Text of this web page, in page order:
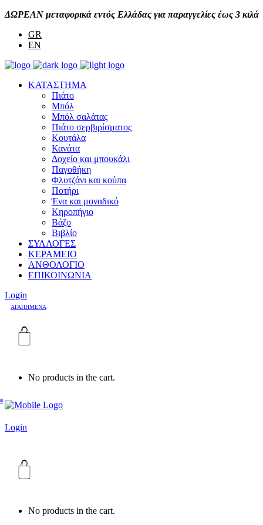
ΔΩΡΕΑΝ μεταφορικά εντός Ελλάδας για παραγγελίες έως 3 κιλά
GR
EN
ΚΑΤΑΣΤΗΜΑ
Πιάτο
Μπόλ
Μπόλ σαλάτας
Πιάτο σερβιρίσματος
Κουτάλα
Κανάτα
Δοχείο και μπουκάλι
Παγοθήκη
Φλυτζάνι και κούπα
Ποτήρι
Ένα και μοναδικό
Κηροπήγιο
Βάζο
Βιβλίο
ΣΥΛΛΟΓΕΣ
ΚΕΡΑΜΕΙΟ
ΑΝΘΟΛΟΓΙΟ
ΕΠΙΚΟΙΝΩΝΙΑ
Login
ΑΓΑΠΗΜΕΝΑ
No products in the cart.
Login
No products in the cart.